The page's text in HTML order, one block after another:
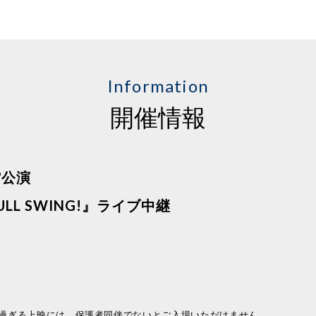
Information
開催情報
演
SWING!』ライブ中継